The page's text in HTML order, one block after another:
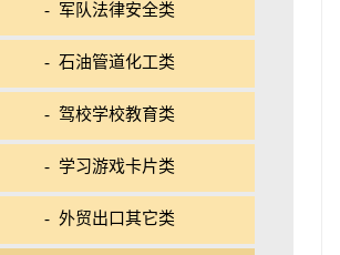
- 军队法律安全类
- 石油管道化工类
- 驾校学校教育类
- 学习游戏卡片类
- 外贸出口其它类